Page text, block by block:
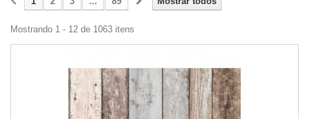
Mostrando 1 - 12 de 1063 itens